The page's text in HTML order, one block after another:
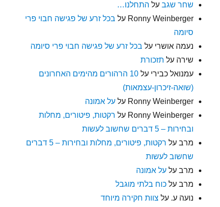
שחר שגב על התחלנו…
Ronny Weinberger על בכל זרע של פגישה חבוי פרי
סיומה
נעמה אושרי על בכל זרע של פגישה חבוי פרי סיומה
שירה על תזכורת
עמנואל כבירי על
10 הרהורים מהימים האחרונים
(שואה-זיכרון-עצמאות)
Ronny Weinberger עלעל אמונה
Ronny Weinberger על רקטות, פיטורים, מחלות
ובחירות – 5 דברים שחשוב לעשות
מרב על
רקטות, פיטורים, מחלות ובחירות – 5 דברים
שחשוב לעשות
מרב עלעל אמונה
מרב עלכוח בלתי מוגבל
נועה ע. על צוות חקירה מיוחד